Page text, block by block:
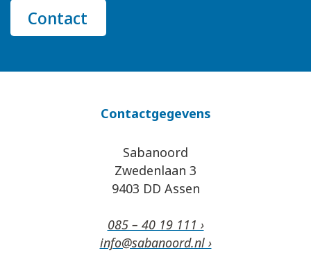
Contact
Contactgegevens
Sabanoord
Zwedenlaan 3
9403 DD Assen
085 – 40 19 111 ›
info@sabanoord.nl ›